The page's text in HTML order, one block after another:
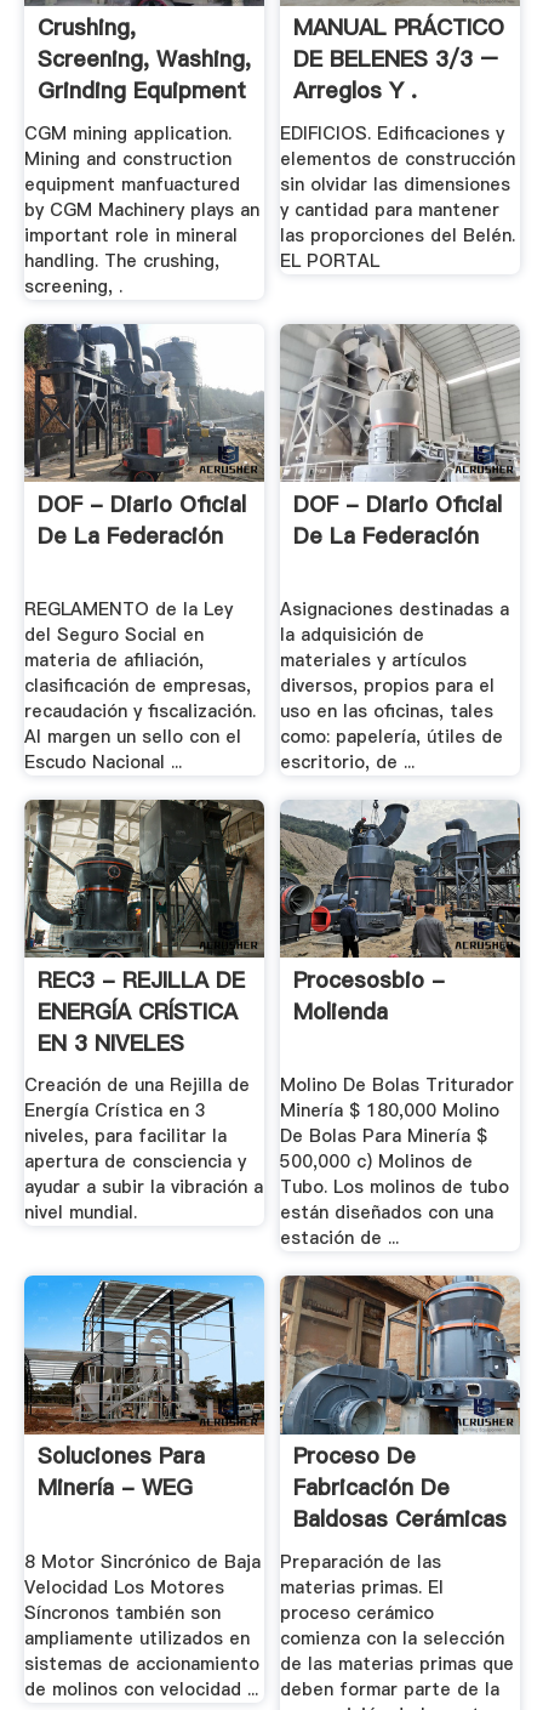
Crushing,
Screening, Washing,
Grinding Equipment
.
CGM mining application.
Mining and construction
equipment manfuactured
by CGM Machinery plays an
important role in mineral
handling. The crushing,
screening, .
MANUAL PRÁCTICO
DE BELENES 3/3 –
Arreglos Y .
EDIFICIOS. Edificaciones y
elementos de construcción
sin olvidar las dimensiones
y cantidad para mantener
las proporciones del Belén.
EL PORTAL
DOF - Diario Oficial
De La Federación
REGLAMENTO de la Ley
del Seguro Social en
materia de afiliación,
clasificación de empresas,
recaudación y fiscalización.
Al margen un sello con el
Escudo Nacional ...
DOF - Diario Oficial
De La Federación
Asignaciones destinadas a
la adquisición de
materiales y artículos
diversos, propios para el
uso en las oficinas, tales
como: papelería, útiles de
escritorio, de ...
REC3 - REJILLA DE
ENERGÍA CRÍSTICA
EN 3 NIVELES
Creación de una Rejilla de
Energía Crística en 3
niveles, para facilitar la
apertura de consciencia y
ayudar a subir la vibración a
nivel mundial.
Procesosbio -
Molienda
Molino De Bolas Triturador
Minería $ 180,000 Molino
De Bolas Para Minería $
500,000 c) Molinos de
Tubo. Los molinos de tubo
están diseñados con una
estación de ...
Soluciones Para
Minería - WEG
8 Motor Sincrónico de Baja
Velocidad Los Motores
Síncronos también son
ampliamente utilizados en
sistemas de accionamiento
de molinos con velocidad ...
Proceso De
Fabricación De
Baldosas Cerámicas
...
Preparación de las
materias primas. El
proceso cerámico
comienza con la selección
de las materias primas que
deben formar parte de la